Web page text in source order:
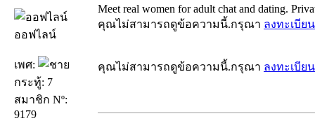
ออฟไลน์
เพศ:
กระทู้: 7
สมาชิก Nº:
9179
Meet real women for adult chat and dating.
คุณไม่สามารถดูข้อความนี้.กรุณา ลงทะเบียน
คุณไม่สามารถดูข้อความนี้.กรุณา ลงทะเบียน